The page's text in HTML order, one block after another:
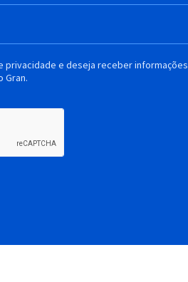
privacidade e deseja receber informações
Gran.